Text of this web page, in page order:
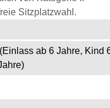
Sitzplatzwahl.
ab 6 Jahre, Kind